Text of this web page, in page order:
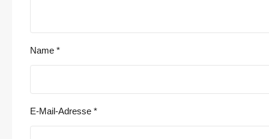
Name *
E-Mail-Adresse *